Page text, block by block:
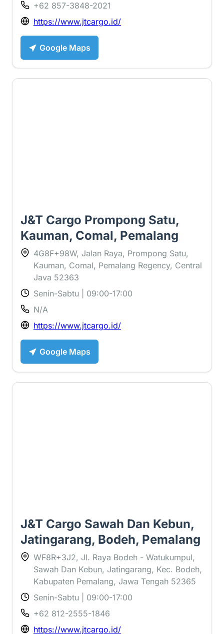
+62 857-3848-2021
https://www.jtcargo.id/
Google Maps
J&T Cargo Prompong Satu,
Kauman, Comal, Pemalang
4G8F+98W, Jalan Raya, Prompong Satu,
Kauman, Comal, Pemalang Regency, Central
Java 52363
Senin-Sabtu | 09:00-17:00
N/A
https://www.jtcargo.id/
Google Maps
J&T Cargo Sawah Dan Kebun,
Jatingarang, Bodeh, Pemalang
WF8R+3J2, Jl. Raya Bodeh - Watukumpul,
Sawah Dan Kebun, Jatingarang, Kec. Bodeh,
Kabupaten Pemalang, Jawa Tengah 52365
Senin-Sabtu | 09:00-17:00
+62 812-2555-1846
https://www.jtcargo.id/